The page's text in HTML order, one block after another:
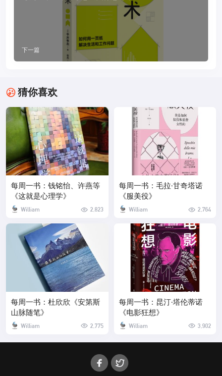
下一篇
猜你喜欢
每周一书：钱铭怡、许燕等
《这就是心理学》
William 2,823
每周一书：毛拉·甘奇塔诺
《服美役》
William 2,764
每周一书：杜欣欣《安第斯
山脉随笔》
William 2,775
每周一书：昆汀·塔伦蒂诺
《电影狂想》
William 3,902